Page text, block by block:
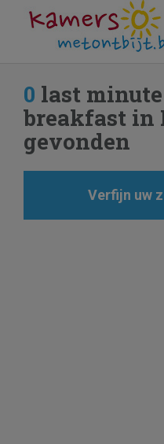
0 last
breakfast in
gevonden
Verfijn uw